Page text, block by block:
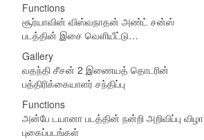
Functions
சூர்யாவின் விஸ்வநாதன் அண்ட் சன்ஸ்
படத்தின் இசை வெளியீட்டு…
Gallery
வதந்தி சீசன் 2 இணையத் தொடரின்
பத்திரிக்கையாளர் சந்திப்பு
Functions
அன்பே டயானா படத்தின் நன்றி அறிவிப்பு விழா
புகைப்படங்கள்